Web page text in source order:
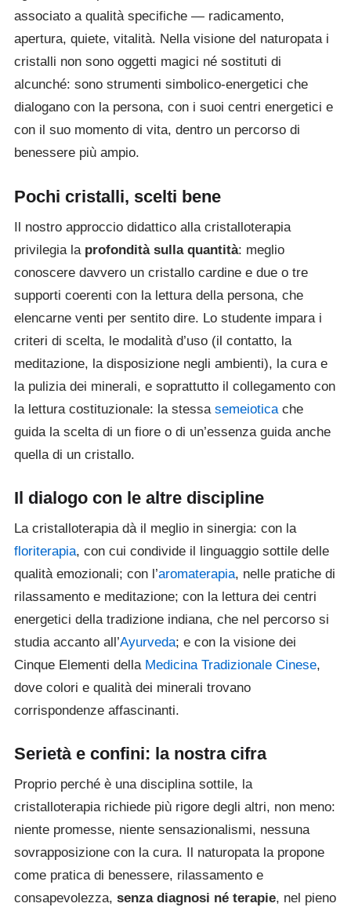
associato a qualità specifiche — radicamento,
apertura, quiete, vitalità. Nella visione del naturopata i
cristalli non sono oggetti magici né sostituti di
alcunché: sono strumenti simbolico-energetici che
dialogano con la persona, con i suoi centri energetici e
con il suo momento di vita, dentro un percorso di
benessere più ampio.
Pochi cristalli, scelti bene
Il nostro approccio didattico alla cristalloterapia
privilegia la profondità sulla quantità: meglio
conoscere davvero un cristallo cardine e due o tre
supporti coerenti con la lettura della persona, che
elencarne venti per sentito dire. Lo studente impara i
criteri di scelta, le modalità d’uso (il contatto, la
meditazione, la disposizione negli ambienti), la cura e
la pulizia dei minerali, e soprattutto il collegamento con
la lettura costituzionale: la stessa semeiotica che
guida la scelta di un fiore o di un’essenza guida anche
quella di un cristallo.
Il dialogo con le altre discipline
La cristalloterapia dà il meglio in sinergia: con la
floriterapia, con cui condivide il linguaggio sottile delle
qualità emozionali; con l’aromaterapia, nelle pratiche di
rilassamento e meditazione; con la lettura dei centri
energetici della tradizione indiana, che nel percorso si
studia accanto all’Ayurveda; e con la visione dei
Cinque Elementi della Medicina Tradizionale Cinese,
dove colori e qualità dei minerali trovano
corrispondenze affascinanti.
Serietà e confini: la nostra cifra
Proprio perché è una disciplina sottile, la
cristalloterapia richiede più rigore degli altri, non meno:
niente promesse, niente sensazionalismi, nessuna
sovrapposizione con la cura. Il naturopata la propone
come pratica di benessere, rilassamento e
consapevolezza, senza diagnosi né terapie, nel pieno